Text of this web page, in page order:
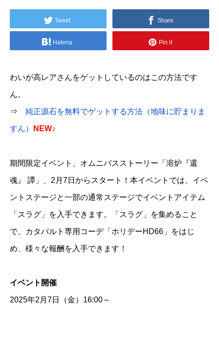
Tweet Share
Hatena Pin it
わいが高レアさんをゲットしているのはこの方法です
ん。
⇒ 純正源石を無料でゲットする方法（地味に貯まりま
すん） NEW♪
期間限定イベント、オムニバスストーリー「溶炉『還
魂』 譚」、2月7日からスタート！本イベントでは、イベ
ントステージと一部の通常ステージでイベントアイテム
「スラグ」を入手できます。「スラグ」を集めること
で、カタパルト専用コーデ「ホリデーHD66」をはじ
め、様々な報酬を入手できます！
イベント開催
2025年2月7日（金）16:00～